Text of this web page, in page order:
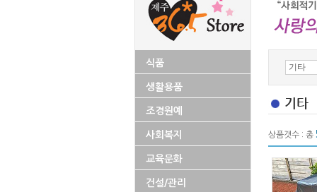
식품
생활용품
조경원예
사회복지
교육문화
건설/관리
기타
상품갯수 : 총